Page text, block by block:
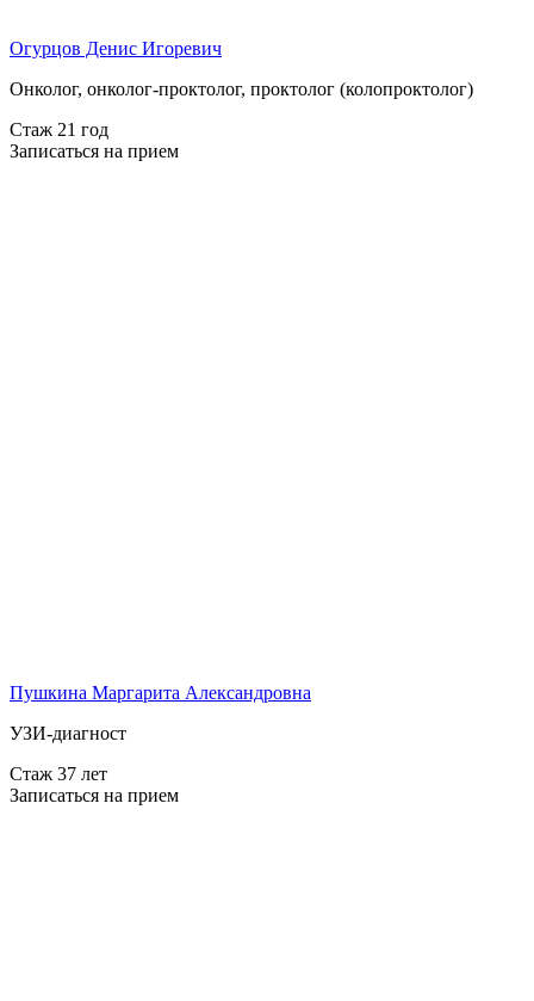
Огурцов Денис Игоревич
Онколог, онколог-проктолог, проктолог (колопроктолог)
Стаж 21 год
Записаться на прием
Пушкина Маргарита Александровна
УЗИ-диагност
Стаж 37 лет
Записаться на прием